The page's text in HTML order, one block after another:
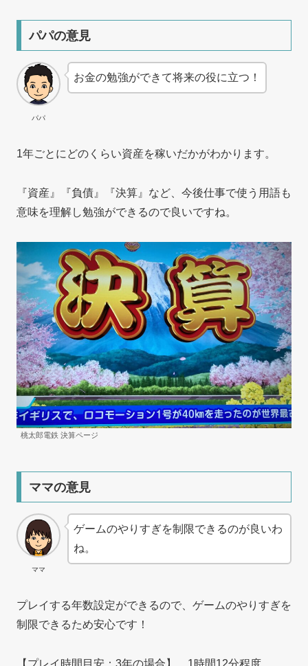
パパの意見
パパ
お金の勉強ができて将来の役に立つ！
1年ごとにどのくらい資産を稼いだかがわかります。
『資産』『負債』『決算』など、今後仕事で使う用語も
意味を理解し勉強ができるので良いですね。
桃太郎電鉄 決算ページ
ママの意見
ママ
ゲームのやりすぎを制限できるのが良いわ
ね。
プレイする年数設定ができるので、ゲームのやりすぎを
制限できるため安心です！
【プレイ時間目安：3年の場合】 1時間12分程度